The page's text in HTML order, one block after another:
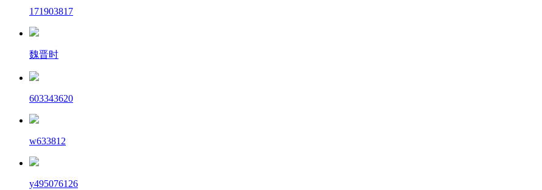
171903817
魏晋时
603343620
w633812
y495076126